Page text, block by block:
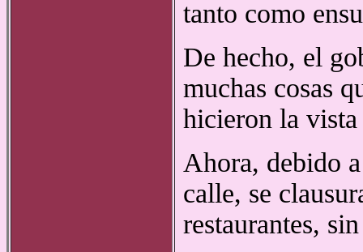
tanto como
De hecho, el
muchas cosas
hicieron la
Ahora, debido
calle, se
restaurantes,